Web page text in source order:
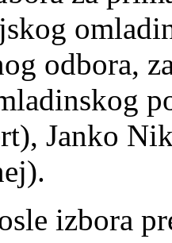
odbora,
Janko
izbora